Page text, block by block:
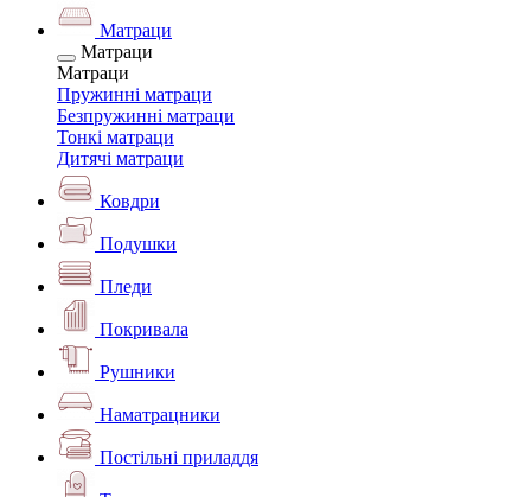
Матраци
Матраци
Матраци
Пружинні матраци
Безпружинні матраци
Тонкі матраци
Дитячі матраци
Ковдри
Подушки
Пледи
Покривала
Рушники
Наматрацники
Постільні приладдя